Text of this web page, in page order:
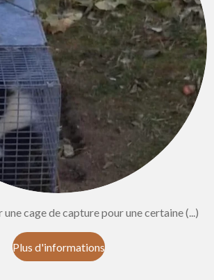
cage de capture pour une certaine (...)
Plus d'informations